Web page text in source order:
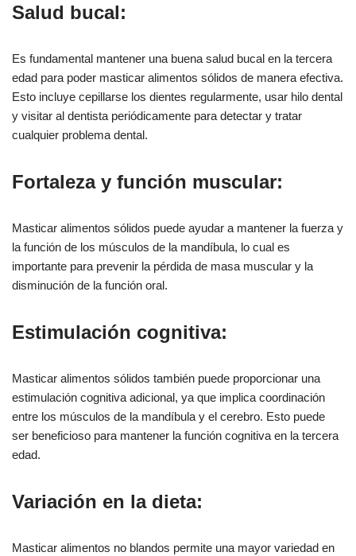
Salud bucal:
Es fundamental mantener una buena salud bucal en la tercera
edad para poder masticar alimentos sólidos de manera efectiva.
Esto incluye cepillarse los dientes regularmente, usar hilo dental
y visitar al dentista periódicamente para detectar y tratar
cualquier problema dental.
Fortaleza y función muscular:
Masticar alimentos sólidos puede ayudar a mantener la fuerza y
la función de los músculos de la mandíbula, lo cual es
importante para prevenir la pérdida de masa muscular y la
disminución de la función oral.
Estimulación cognitiva:
Masticar alimentos sólidos también puede proporcionar una
estimulación cognitiva adicional, ya que implica coordinación
entre los músculos de la mandíbula y el cerebro. Esto puede
ser beneficioso para mantener la función cognitiva en la tercera
edad.
Variación en la dieta:
Masticar alimentos no blandos permite una mayor variedad en